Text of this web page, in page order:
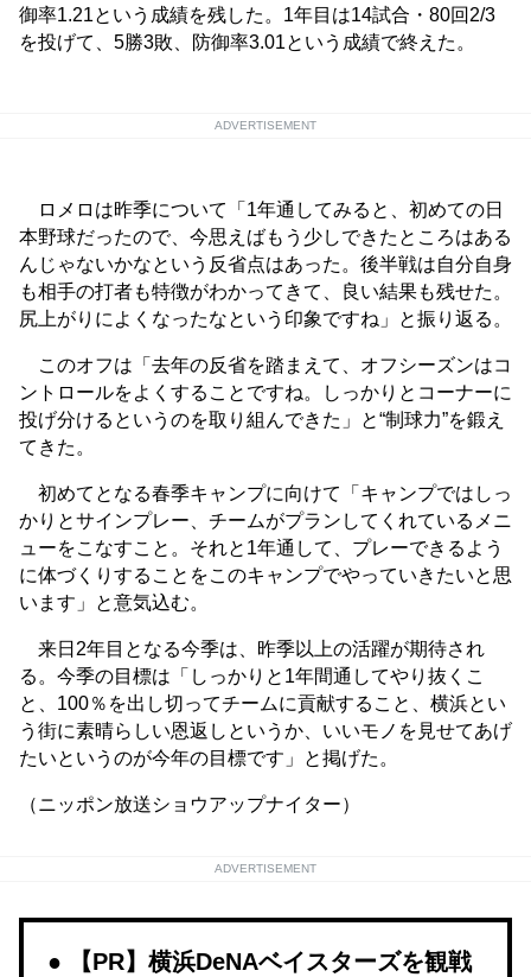
御率1.21という成績を残した。1年目は14試合・80回2/3
を投げて、5勝3敗、防御率3.01という成績で終えた。
ADVERTISEMENT
ロメロは昨季について「1年通してみると、初めての日
本野球だったので、今思えばもう少しできたところはある
んじゃないかなという反省点はあった。後半戦は自分自身
も相手の打者も特徴がわかってきて、良い結果も残せた。
尻上がりによくなったなという印象ですね」と振り返る。
このオフは「去年の反省を踏まえて、オフシーズンはコ
ントロールをよくすることですね。しっかりとコーナーに
投げ分けるというのを取り組んできた」と“制球力”を鍛え
てきた。
初めてとなる春季キャンプに向けて「キャンプではしっ
かりとサインプレー、チームがプランしてくれているメニ
ューをこなすこと。それと1年通して、プレーできるよう
に体づくりすることをこのキャンプでやっていきたいと思
います」と意気込む。
来日2年目となる今季は、昨季以上の活躍が期待され
る。今季の目標は「しっかりと1年間通してやり抜くこ
と、100％を出し切ってチームに貢献すること、横浜とい
う街に素晴らしい恩返しというか、いいモノを見せてあげ
たいというのが今年の目標です」と掲げた。
（ニッポン放送ショウアップナイター）
ADVERTISEMENT
【PR】横浜DeNAベイスターズを観戦